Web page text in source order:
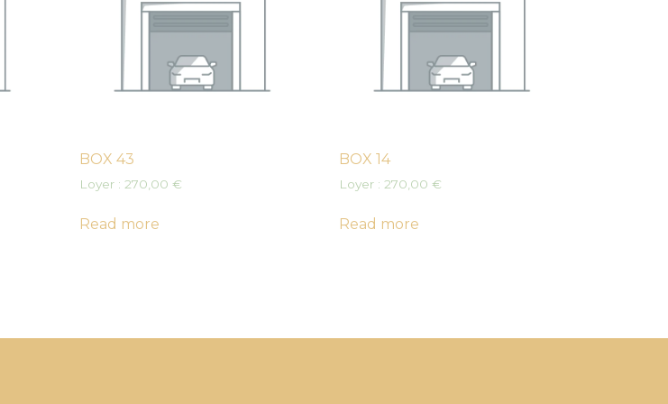
BOX 43
Loyer : 270,00 €
Read more
BOX 14
Loyer :270,00€
Read more